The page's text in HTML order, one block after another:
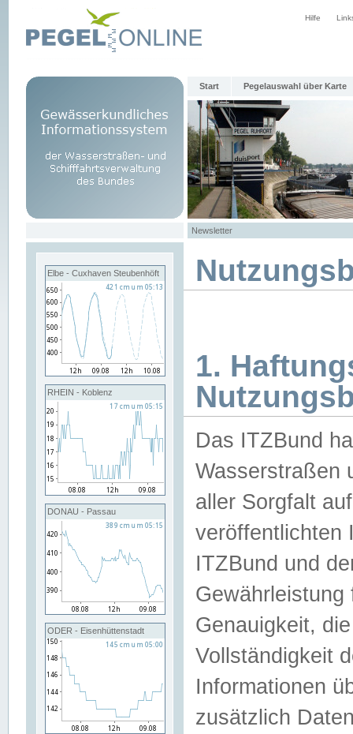
Hilfe
Start Pegelauswahl über Karte
Newsletter
Elbe - Cuxhaven Steubenhöft
RHEIN - Koblenz
DONAU - Passau
ODER - Eisenhüttenstadt
1.
Das ITZBund
Wasserstraßen
aller Sorgfalt
veröffentlichten
ITZBund und
Genauigkeit,
Vollständigkeit
Informationen
zusätzlich